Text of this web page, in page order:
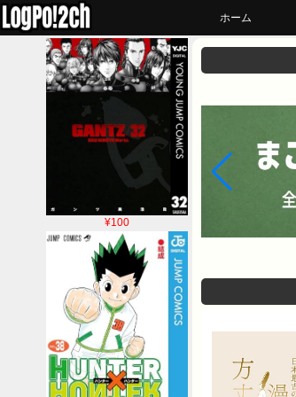
ホーム
¥100